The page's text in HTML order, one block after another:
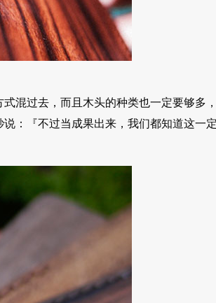
混过去，而且木头的种类也一定要够多
：『不过当成果出来，我们都知道这一